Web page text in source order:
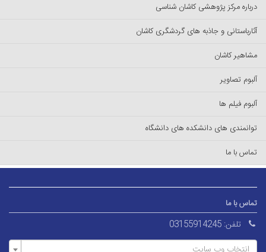
درباره مرکز پژوهشی کاشان شناسی
آثارباستانی و جاذبه های گردشگری کاشان
مشاهیر کاشان
آلبوم تصاویر
آلبوم فیلم ها
توانمندی های دانشکده های دانشگاه
تماس با ما
تماس با ما
تلفن: 03155914245